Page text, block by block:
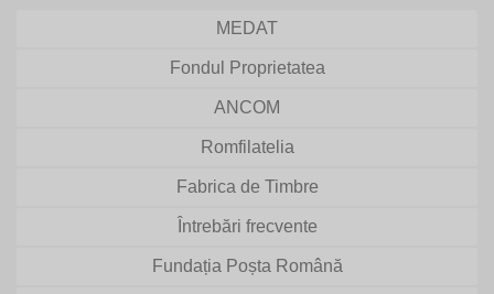
MEDAT
Fondul Proprietatea
ANCOM
Romfilatelia
Fabrica de Timbre
Întrebări frecvente
Fundația Poșta Română